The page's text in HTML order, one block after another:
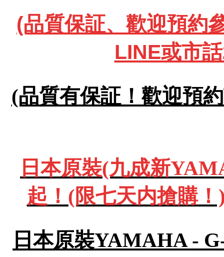
(品質保証、歡迎預約
LINE或市
(品質有保証！歡迎預
日本原裝(九成新
起 ！(限七天内搶購
日本原裝YAMAHA -